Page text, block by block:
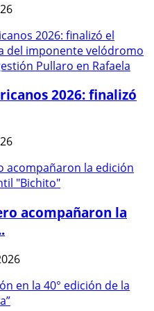
2026: finalizó
acompañaron la